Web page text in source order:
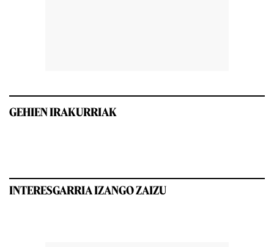
GEHIEN IRAKURRIAK
INTERESGARRIA IZANGO ZAIZU